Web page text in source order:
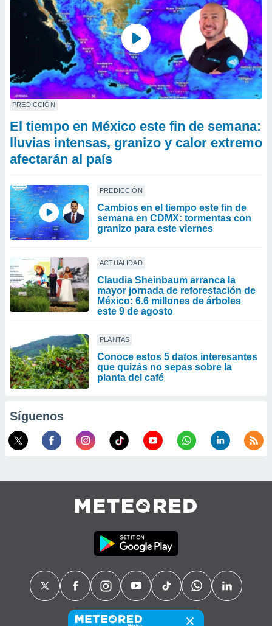
PREDICCIÓN
El tiempo en México este fin de semana:
lluvias intensas, granizo y calor extremo
afectarán al país
PREDICCIÓN
Cambios en el tiempo este fin de
semana en CDMX: tormentas con
granizo para este viernes
ACTUALIDAD
Claudia Sheinbaum arranca la
mayor jornada de reforestación de
México: 6.6 millones de árboles
este 9 de agosto
PLANTAS
Conoce estos 5 datos interesantes
que quizás no sepas sobre la
planta del café
Síguenos